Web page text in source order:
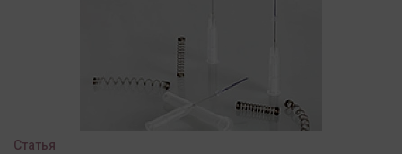
Статья